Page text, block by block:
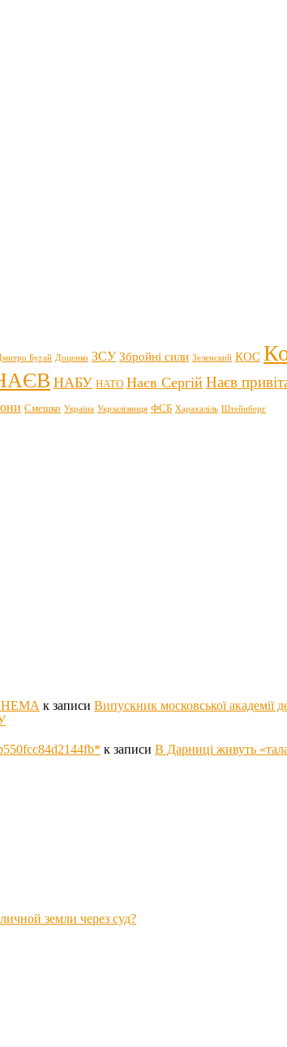
Бугай Доценко ЗСУ Збройні сили Зеленский КОС
НАБУ НАТО Наєв Сергій Наєв
Смешко Україна Укрзалізниця ФСБ Харахаліль Штейнберг
НЕМА к записи Випускник московської
к записи В Дарниці живуть
земли через суд?